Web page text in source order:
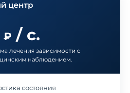
центр
₽ / с.
лечения зависимости с
наблюдением.
состояния